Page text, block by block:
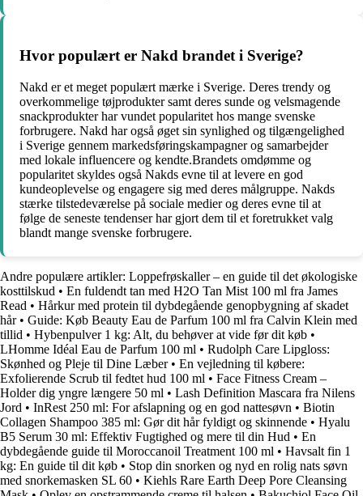
Hvor populært er Nakd brandet i Sverige?
Nakd er et meget populært mærke i Sverige. Deres trendy og
overkommelige tøjprodukter samt deres sunde og velsmagende
snackprodukter har vundet popularitet hos mange svenske
forbrugere. Nakd har også øget sin synlighed og tilgængelighed
i Sverige gennem markedsføringskampagner og samarbejder
med lokale influencere og kendte.Brandets omdømme og
popularitet skyldes også Nakds evne til at levere en god
kundeoplevelse og engagere sig med deres målgruppe. Nakds
stærke tilstedeværelse på sociale medier og deres evne til at
følge de seneste tendenser har gjort dem til et foretrukket valg
blandt mange svenske forbrugere.
Andre populære artikler: Loppefrøskaller – en guide til det økologiske
kosttilskud • En fuldendt tan med H2O Tan Mist 100 ml fra James
Read • Hårkur med protein til dybdegående genopbygning af skadet
hår• Guide: Køb Beauty Eau de Parfum 100 ml fra Calvin Klein med
tillid • Hybenpulver 1 kg: Alt, du behøver at vide før dit køb •
LHomme Idéal Eau de Parfum 100 ml • Rudolph Care Lipgloss:
Skønhed og Pleje til Dine Læber• En vejledning til købere:
Exfolierende Scrub til fedtet hud 100 ml • Face Fitness Cream –
Holder dig yngre længere 50 ml • Lash Definition Mascara fra Nilens
Jord • InRest 250 ml: For afslapning og en god nattesøvn • Biotin
Collagen Shampoo 385 ml: Gør dit hår fyldigt og skinnende • Hyalu
B5 Serum 30 ml: Effektiv Fugtighed og mere til din Hud • En
dybdegående guide til Moroccanoil Treatment 100 ml • Havsalt fin 1
kg: En guide til dit køb • Stop din snorken og nyd en rolig nats søvn
med snorkemasken SL 60 • Kiehls Rare Earth Deep Pore Cleansing